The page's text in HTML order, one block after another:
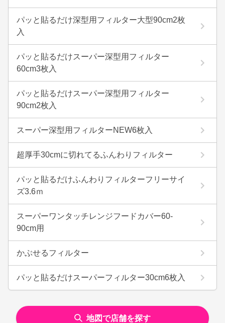
パッと貼るだけ深型用フィルター大型90cm2枚
入
パッと貼るだけスーパー深型用フィルター
60cm3枚入
パッと貼るだけスーパー深型用フィルター
90cm2枚入
スーパー深型用フィルターNEW6枚入
超厚手30cmに切れてるふんわりフィルター
パッと貼るだけふんわりフィルターフリーサイ
ズ3.6ｍ
スーパーワンタッチレンジフードカバー60-
90cm用
かぶせるフィルター
パッと貼るだけスーパーフィルター30cm6枚入
地図で店舗を探す